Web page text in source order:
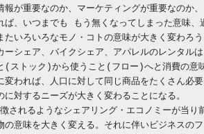
が重要なのか、マーケティングが重要なのか
、いつまでも もう無くなってしまった意味、
いろいろなモノ・コトの意味が大きく変わろ
シェア、バイクシェア、アパレルのレンタル
ストック)から使うこと(フロー)へと消費の意
われば、人口に対して同じ商品をたくさん必
対するニーズが大きく変わることになる。
されるようなシェアリング・エコノミーが当り
意味を大きく変える。それに伴いビジネスの